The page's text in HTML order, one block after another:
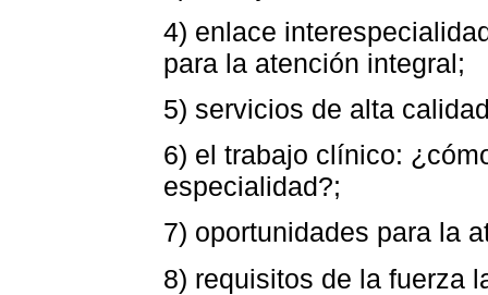
4) enlace
para la atención integral;
5) servicios de alta
6) el trabajo clínico:
especialidad?;
7) oportunidades para la
8) requisitos de la fuerza